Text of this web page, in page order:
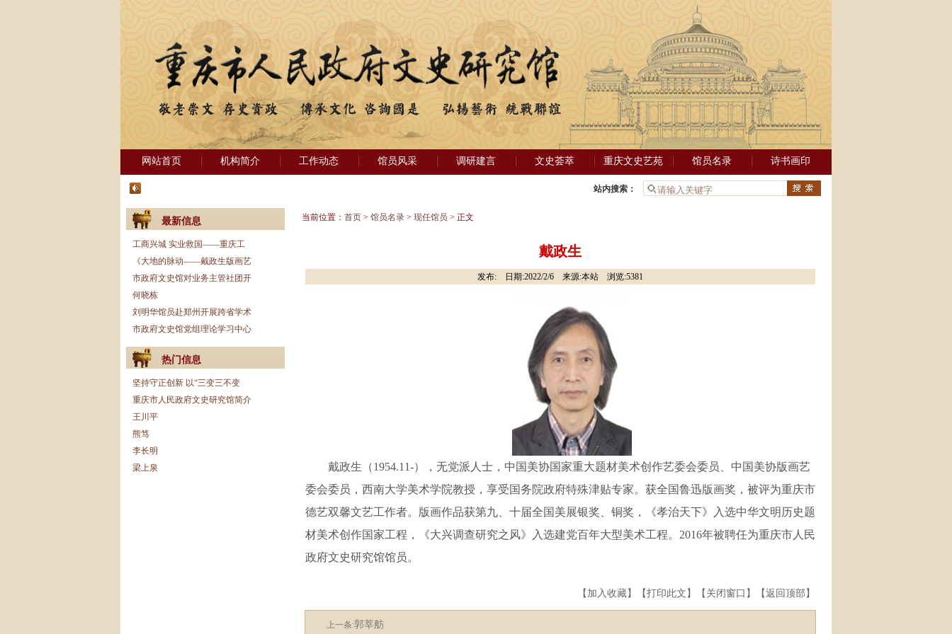
网站首页 机构简介 工作动态 馆员风采 调研建言 文史荟萃 重庆文史艺苑 馆员名录 诗书画印
站内搜索：
最新信息
工商兴城 实业救国——重庆工
《大地的脉动——戴政生版画艺
市政府文史馆对业务主管社团开
何晓栋
刘明华馆员赴郑州开展跨省学术
市政府文史馆党组理论学习中心
热门信息
坚持守正创新 以“三变三不变
重庆市人民政府文史研究馆简介
王川平
熊笃
李长明
梁上泉
当前位置： 首页 > 馆员名录 > 现任馆员 > 正文
戴政生
发布: 日期:2022/2/6 来源:本站 浏览:5381
戴政生（1954.11-） ， 无党派人士，中国美协国家重大题材美术创作艺委会委员、中国美协版画艺
委会委员 ， 西南大学美术学院教授 ， 享受国务院政府特殊津贴专家。获全国鲁迅版画奖 ，被评为重庆市
德艺双馨文艺工作者。版画作品获第九、十届全国美展银奖、铜奖 ，
《孝治天下》入选中华文明历史题
材美术创作国家工程，《大兴调查研究之风》入选建党百年大型美术工程。 2016年被聘任为重庆市人民
政府文史研究馆馆员。
【 加入收藏】【打印此文 】【 关闭窗口 】【返回顶部 】
上一条:郭莘舫